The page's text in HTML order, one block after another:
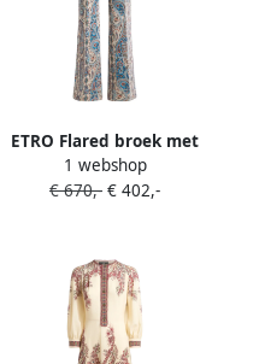
ETRO Flared broek met
paisley jacquard Beige
1 webshop
€ 670,- € 402,-